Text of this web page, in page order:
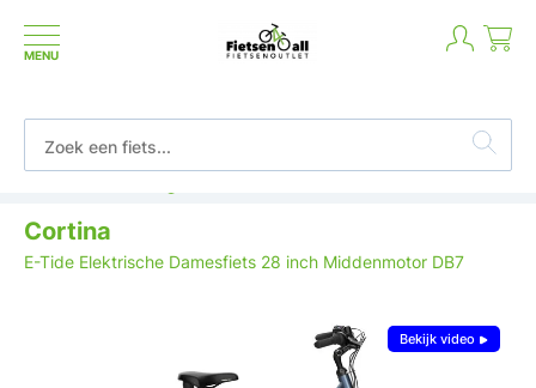
MENU
Cortina
E-Tide Elektrische Damesfiets 28 inch Middenmotor DB7
Bekijk video